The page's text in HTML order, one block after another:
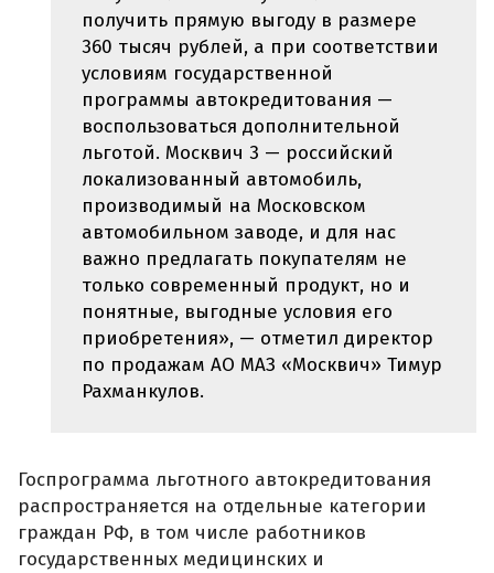
получить прямую выгоду в размере
360 тысяч рублей, а при соответствии
условиям государственной
программы автокредитования —
воспользоваться дополнительной
льготой. Москвич 3 — российский
локализованный автомобиль,
производимый на Московском
автомобильном заводе, и для нас
важно предлагать покупателям не
только современный продукт, но и
понятные, выгодные условия его
приобретения», — отметил директор
по продажам АО МАЗ «Москвич» Тимур
Рахманкулов.
Госпрограмма льготного автокредитования
распространяется на отдельные категории
граждан РФ, в том числе работников
государственных медицинских и